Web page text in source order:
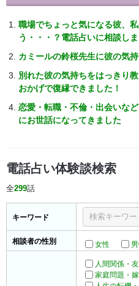
職場でちょっと気になる彼、
う・・・？電話占いに相談しま
カミールの鈴桜先生に彼の気
別れた彼の気持ちをはっきり
おかげで復縁できました！
恋愛・転職・不倫・出会いな
にお世話になってきました
電話占い体験談検索
全299話
キーワード
相談者の性別 女性
人間関係・
家庭問題・